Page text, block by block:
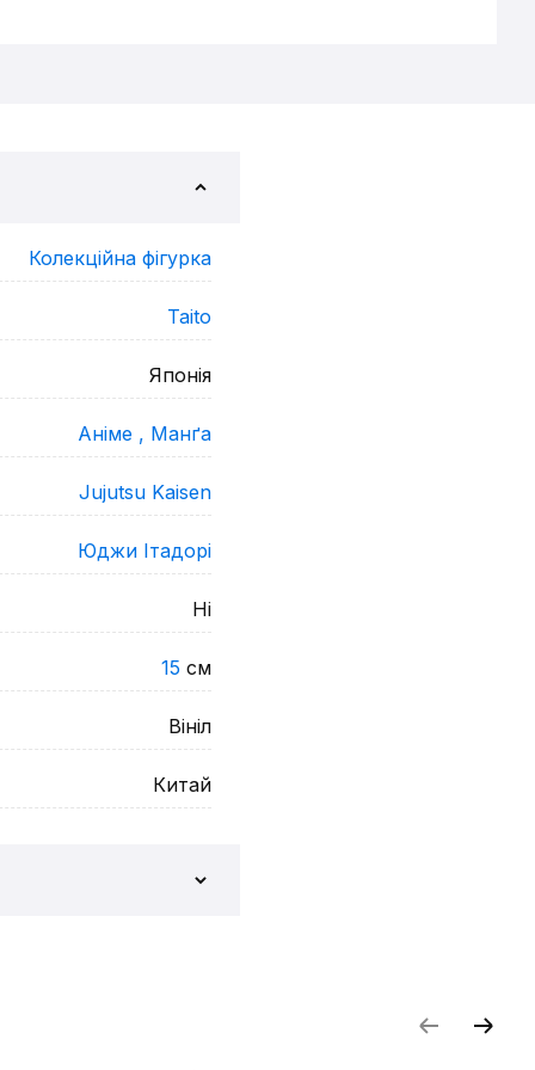
Колекційна фігурка
Taito
Японія
Аніме , Манґа
Jujutsu Kaisen
Юджи Ітадорі
Ні
15 см
Вініл
Китай